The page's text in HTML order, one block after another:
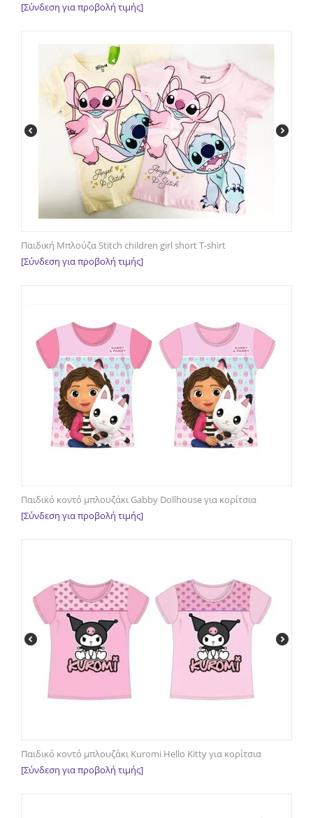
[Σύνδεση για προβολή τιμής]
Παιδική Μπλούζα Stitch children girl short T-shirt
[Σύνδεση για προβολή τιμής]
Παιδικό κοντό μπλουζάκι Gabby Dollhouse για κορίτσια
[Σύνδεση για προβολή τιμής]
Παιδικό κοντό μπλουζάκι Kuromi Hello Kitty για κορίτσια
[Σύνδεση για προβολή τιμής]